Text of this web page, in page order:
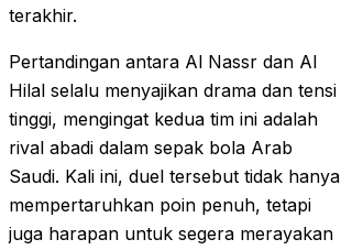
terakhir.
Pertandingan antara Al Nassr dan Al
Hilal selalu menyajikan drama dan tensi
tinggi, mengingat kedua tim ini adalah
rival abadi dalam sepak bola Arab
Saudi. Kali ini, duel tersebut tidak hanya
mempertaruhkan poin penuh, tetapi
juga harapan untuk segera merayakan